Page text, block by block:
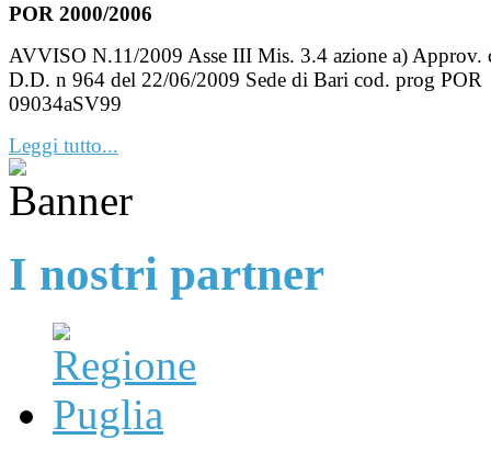
POR 2000/2006
AVVISO N.11/2009 Asse III Mis. 3.4 azione a) Approv.
D.D. n 964 del 22/06/2009 Sede di Bari cod. prog POR
09034aSV99
Leggi tutto...
I nostri partner